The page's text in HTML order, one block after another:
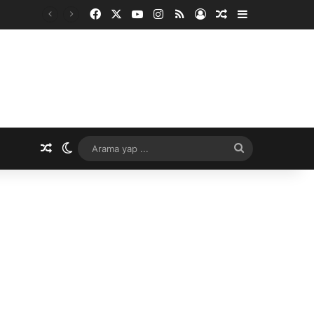
Facebook YouTubeInstagram
RSS Kayıt OlRastgele Makale
Rastgele Makale
Dış görünümü değiştir
yap